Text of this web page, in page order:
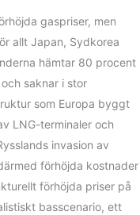
gaspriser, men
allt Japan, Sydkorea
hämtar 80 procent
saknar i stor
som Europa byggt
LNG-terminaler och
invasion av
förhöjda kostnader
förhöjda priser på
basscenario, ett